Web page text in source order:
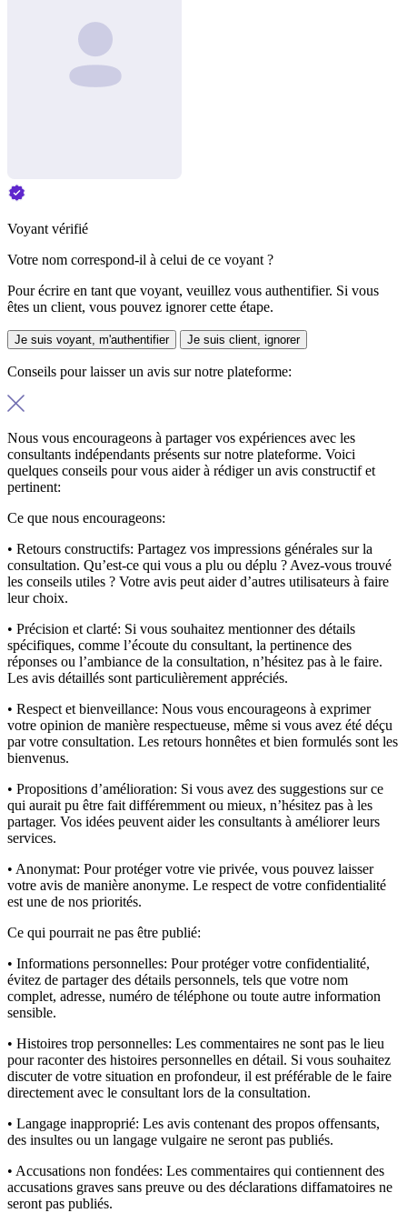
Voyant vérifié
Votre nom correspond-il à celui de ce voyant ?
Pour écrire en tant que voyant, veuillez vous authentifier. Si vous
êtes un client, vous pouvez ignorer cette étape.
Je suis voyant, m'authentifier Je suis client, ignorer
Conseils pour laisser un avis sur notre plateforme:
Nous vous encourageons à partager vos expériences avec les
consultants indépendants présents sur notre plateforme. Voici
quelques conseils pour vous aider à rédiger un avis constructif et
pertinent:
Ce que nous encourageons:
• Retours constructifs: Partagez vos impressions générales sur la
consultation. Qu’est-ce qui vous a plu ou déplu ? Avez-vous trouvé
les conseils utiles ? Votre avis peut aider d’autres utilisateurs à faire
leur choix.
• Précision et clarté: Si vous souhaitez mentionner des détails
spécifiques, comme l’écoute du consultant, la pertinence des
réponses ou l’ambiance de la consultation, n’hésitez pas à le faire.
Les avis détaillés sont particulièrement appréciés.
• Respect et bienveillance: Nous vous encourageons à exprimer
votre opinion de manière respectueuse, même si vous avez été déçu
par votre consultation. Les retours honnêtes et bien formulés sont les
bienvenus.
• Propositions d’amélioration: Si vous avez des suggestions sur ce
qui aurait pu être fait différemment ou mieux, n’hésitez pas à les
partager. Vos idées peuvent aider les consultants à améliorer leurs
services.
• Anonymat: Pour protéger votre vie privée, vous pouvez laisser
votre avis de manière anonyme. Le respect de votre confidentialité
est une de nos priorités.
Ce qui pourrait ne pas être publié:
• Informations personnelles: Pour protéger votre confidentialité,
évitez de partager des détails personnels, tels que votre nom
complet, adresse, numéro de téléphone ou toute autre information
sensible.
• Histoires trop personnelles: Les commentaires ne sont pas le lieu
pour raconter des histoires personnelles en détail. Si vous souhaitez
discuter de votre situation en profondeur, il est préférable de le faire
directement avec le consultant lors de la consultation.
• Langage inapproprié: Les avis contenant des propos offensants,
des insultes ou un langage vulgaire ne seront pas publiés.
• Accusations non fondées: Les commentaires qui contiennent des
accusations graves sans preuve ou des déclarations diffamatoires ne
seront pas publiés.